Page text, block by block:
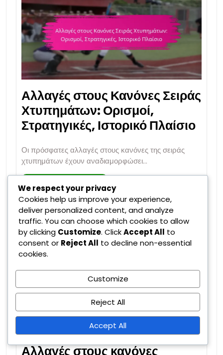
Αλλαγές στους Κανόνες Σειράς
Χτυπημάτων: Ορισμοί,
Στρατηγικές, Ιστορικό Πλαίσιο
Οι πρόσφατες αλλαγές στους κανόνες της σειράς
χτυπημάτων έχουν αναδιαμορφώσει…
Read More
Αλλαγές στους κανόνες
We respect your privacy
Cookies help us improve your experience,
deliver personalized content, and analyze
traffic. You can choose which cookies to allow
by clicking Customize. ClickAccept All to
consent or Reject All to decline non-essential
cookies.
Customize
Reject All
Accept All